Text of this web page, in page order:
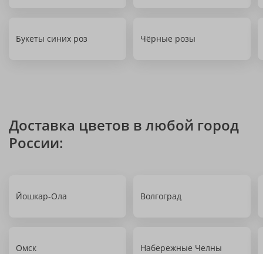
Букеты синих роз Чёрные розы
Доставка цветов в любой город
России:
Йошкар-Ола Волгоград
Омск Набережные Челны